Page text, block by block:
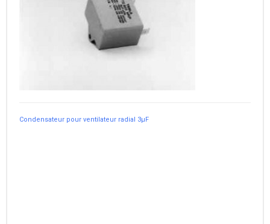
Condensateur pour ventilateur radial 3µF